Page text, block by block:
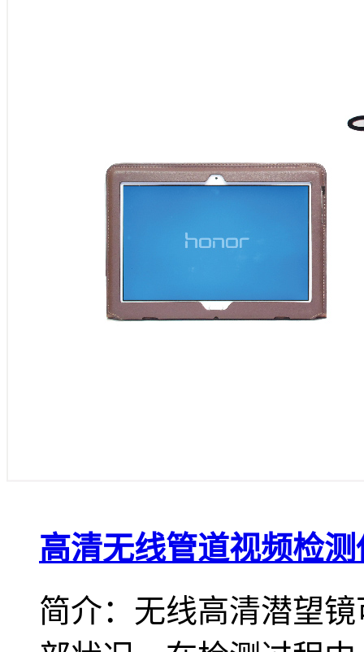
高清无线管道视频检
简介：无线高清潜望